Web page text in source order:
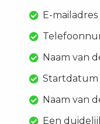
E-mailadres
Naam van
Startdatum
Naam van
Een